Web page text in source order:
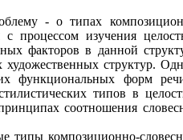
- о типах
процессом изучения
факторов в данной
структур.
функциональных форм
типов в
соотношения
типы композиционно-